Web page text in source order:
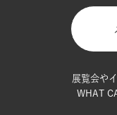
展覧会や
WHAT